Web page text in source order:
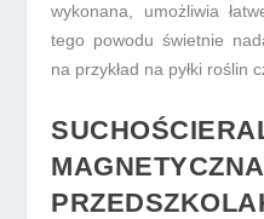
wykonana, umożliwia
tego powodu świetnie
na przykład na pyłki roślin